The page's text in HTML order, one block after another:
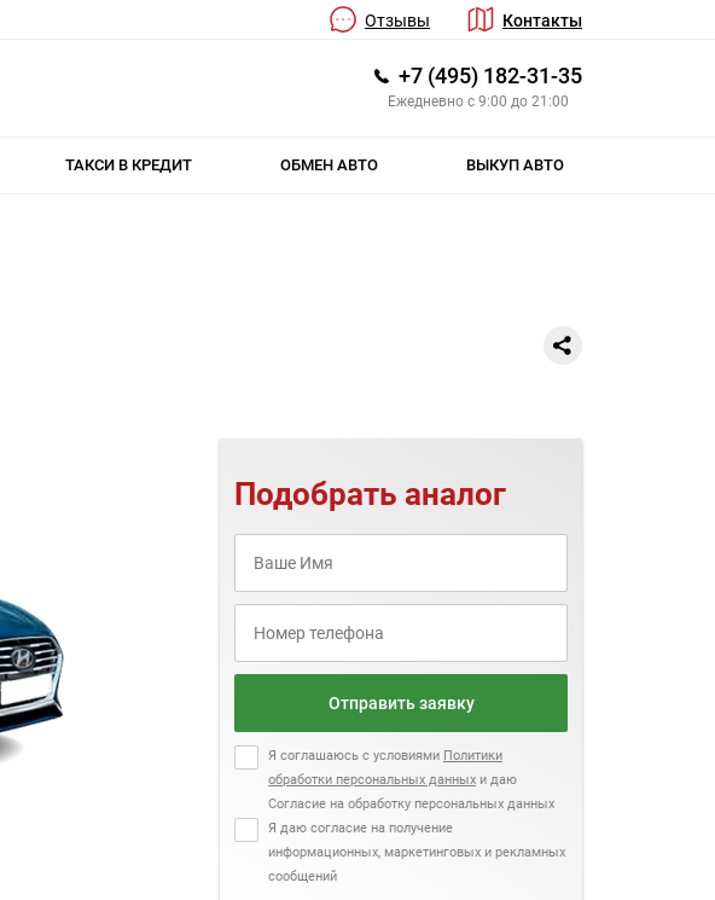
Отзывы Контакты
+7 (495) 182-31-35
Ежедневно с 9:00 до 21:00
ТАКСИ В КРЕДИТ ОБМЕН АВТО ВЫКУП АВТО
Подобрать аналог
Отправить заявку
Я соглашаюсь с условиями Политики
обработки персональных данных и даю
Согласие на обработку персональных данных
Я даю согласие на получение
информационных, маркетинговых и рекламных
сообщений